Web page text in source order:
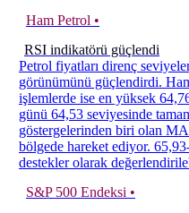
Ham Petrol •
RSI indikatörü güçlendi
Petrol fiyatları direnç
görünümünü güçlendirdi.
işlemlerde ise en yüksek
günü 64,53 seviyesinde
göstergelerinden biri olan
bölgede hareket ediyor.
destekler olarak
S&P 500 Endeksi •